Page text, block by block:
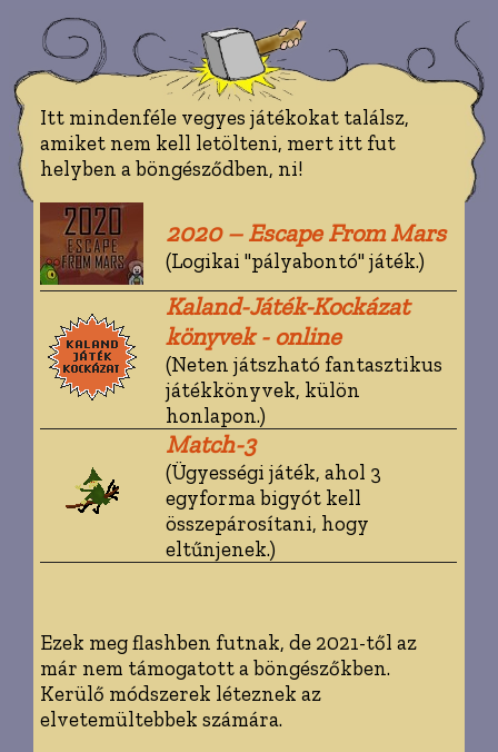
Itt mindenféle vegyes játékokat találsz,
amiket nem kell letölteni, mert itt fut
helyben a böngésződben, ni!
2020 – Escape From Mars
(Logikai "pályabontó" játék.)
Kaland-Játék-Kockázat
könyvek - online
(Neten játszható fantasztikus
játékkönyvek, külön
honlapon.)
Match-3
(Ügyességi játék, ahol 3
egyforma bigyót kell
összepárosítani, hogy
eltűnjenek.)
Ezek meg flashben futnak, de 2021-től az
már nem támogatott a böngészőkben.
Kerülő módszerek léteznek az
elvetemültebbek számára.